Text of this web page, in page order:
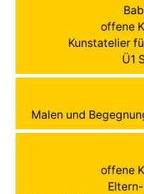
offene
Kunstatelier
Ü1
Malen und
offene